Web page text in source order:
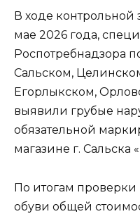
В ходе
мае 2026 года,
Роспотребнадзора
Сальском,
Егорлыкском,
выявили грубые
обязательной
магазине г. Сальска
По итогам проверки
обуви общей